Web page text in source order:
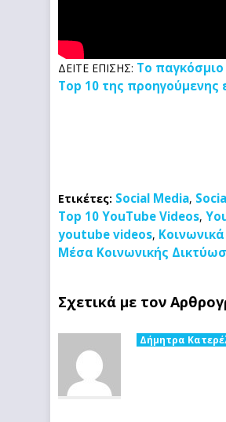
ΔΕΙΤΕ ΕΠΙΣΗΣ: Το
Top 10 της προηγούμενης
Ετικέτες: Social Media,
Top 10 YouTube Videos,
youtube videos,
Μέσα Κοινωνικής
Σχετικά με τον
Δήμητρα